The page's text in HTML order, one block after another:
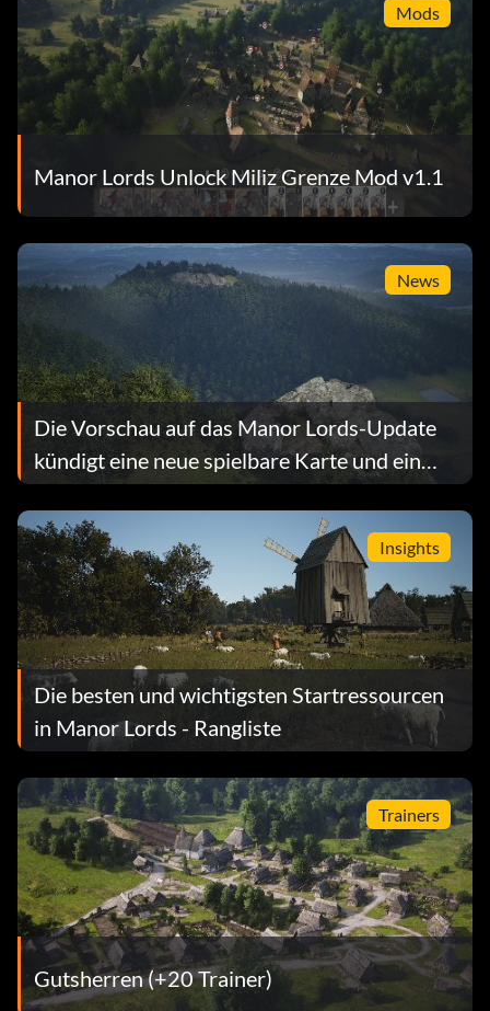
Mods
Manor Lords Unlock Miliz Grenze Mod v1.1
News
Die Vorschau auf das Manor Lords-Update
kündigt eine neue spielbare Karte und ein
überarbeitetes Fortschrittssystem an
Insights
Die besten und wichtigsten Startressourcen
in Manor Lords - Rangliste
Trainers
Gutsherren (+20 Trainer)